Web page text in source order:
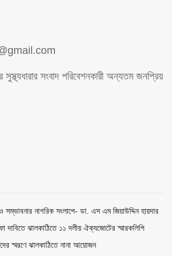
সুস্থ্যধারার সংবাদ পরিবেশনকারী অন্যতম জনপ্রিয়
নাগরিক সংলাপে- ডা. এস এম জিয়াউদ্দিন হায়দার
দাবিতে ঝালকাঠিতে ১১ দলীয় ঐক্যজোটের স্মারকলিপি
স্মরণে ঝালকাঠিতে নানা আয়োজন